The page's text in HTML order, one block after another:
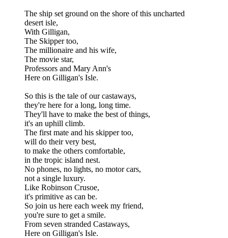
The ship set ground on the shore of this uncharted
desert isle,
With Gilligan,
The Skipper too,
The millionaire and his wife,
The movie star,
Professors and Mary Ann's
Here on Gilligan's Isle.
So this is the tale of our castaways,
they're here for a long, long time.
They'll have to make the best of things,
it's an uphill climb.
The first mate and his skipper too,
will do their very best,
to make the others comfortable,
in the tropic island nest.
No phones, no lights, no motor cars,
not a single luxury.
Like Robinson Crusoe,
it's primitive as can be.
So join us here each week my friend,
you're sure to get a smile.
From seven stranded Castaways,
Here on Gilligan's Isle.